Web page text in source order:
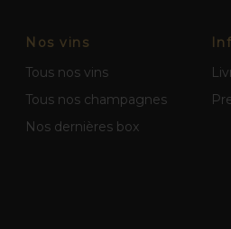
Nos vins
Tous nos vins
Tous nos champagnes
Nos dernières box